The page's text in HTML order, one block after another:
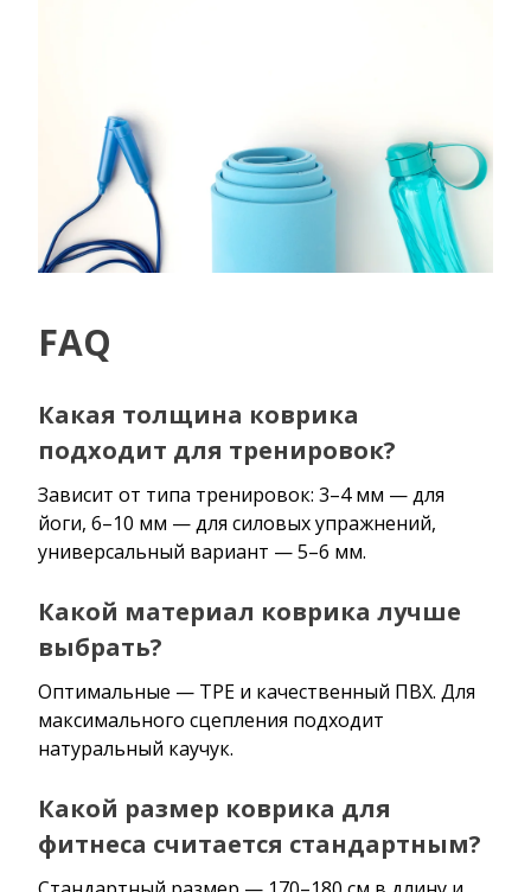
FAQ
Какая толщина коврика
подходит для тренировок?
Зависит от типа тренировок: 3–4 мм — для
йоги, 6–10 мм — для силовых упражнений,
универсальный вариант — 5–6 мм.
Какой материал коврика лучше
выбрать?
Оптимальные — TPE и качественный ПВХ. Для
максимального сцепления подходит
натуральный каучук.
Какой размер коврика для
фитнеса считается стандартным?